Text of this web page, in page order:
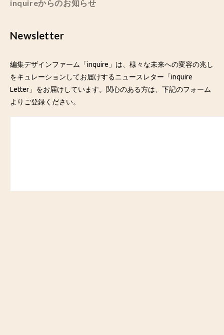
inquireからのお知らせ
Newsletter
編集デザインファーム「inquire」は、様々な未来への変容の兆し
をキュレーションしてお届けするニュースレター「inquire
Letter」をお届けしています。関心のある方は、下記のフォーム
よりご登録ください。